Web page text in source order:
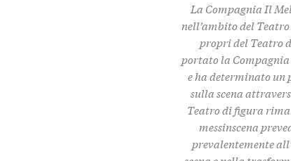
La Compagnia Il
nell’ambito del
propri del Teatro
portato la Compagnia
e ha determinato
sulla scena
Teatro di figura
messinscena
prevalentemente